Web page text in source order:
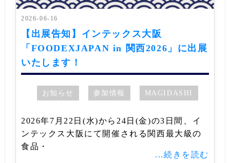
2026-06-16
【出展告知】インテックス大阪
「FOODEXJAPAN in 関西2026」に出展
いたします！
お知らせ 参加情報 MAGIDASHI
2026年7月22日(水)から24日(金)の3日間、イ
ンテックス大阪にて開催される関西最大級の
食品・
...続きを読む